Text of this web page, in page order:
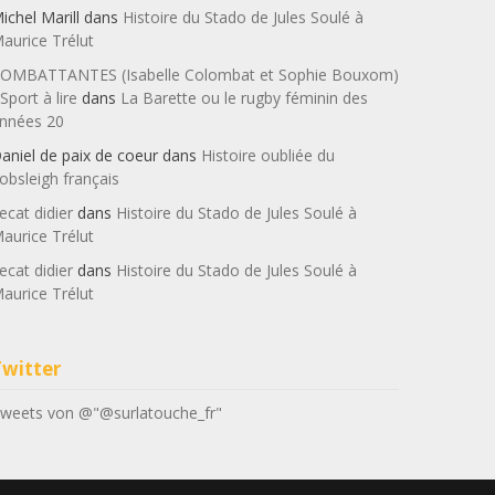
Marill dans Histoire du Stado de Jules Soulé à
Trélut
(Isabelle Colombat et Sophie Bouxom)
à lire dans La Barette ou le rugby féminin des
20
de paix de coeur dans Histoire oubliée du
français
didier dans Histoire du Stado de Jules Soulé à
Trélut
didier dans Histoire du Stado de Jules Soulé à
Trélut
von @"@surlatouche_fr"